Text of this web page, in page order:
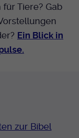
Tiere? Gab
Ein Blick in
zur Bibel